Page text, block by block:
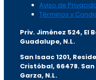
Aviso de
Términos y
Priv. Jiménez 524, El
Guadalupe, N.L.
San Isaac 1201,
Cristóbal, 66478.
Garza, N.L.